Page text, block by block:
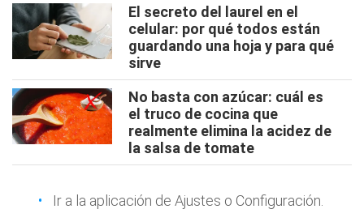
El secreto del laurel en el
celular: por qué todos están
guardando una hoja y para qué
sirve
No basta con azúcar: cuál es
el truco de cocina que
realmente elimina la acidez de
la salsa de tomate
Ir a la aplicación de Ajustes o Configuración.